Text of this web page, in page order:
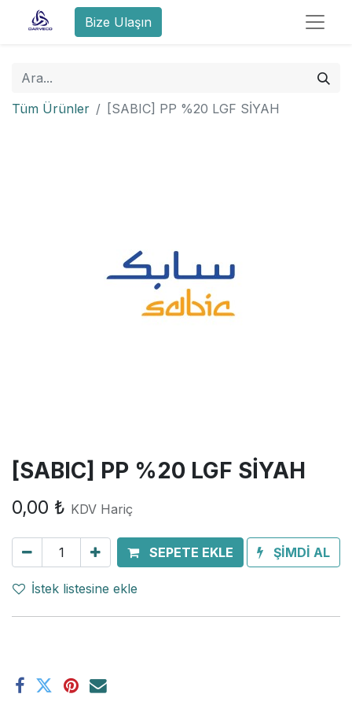
Bize Ulaşın
Tüm Ürünler [SABIC] PP %20 LGF SİYAH
[SABIC] PP %20 LGF SİYAH
0,00 ₺ KDV Hariç
SEPETE EKLE ŞİMDİ AL
İstek listesine ekle